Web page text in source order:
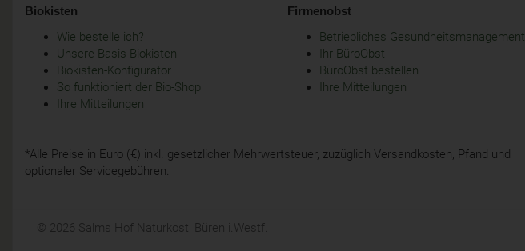
Biokisten
Wie bestelle ich?
Unsere Basis-Biokisten
Biokisten-Konfigurator
So funktioniert der Bio-Shop
Ihre Mitteilungen
Firmenobst
Betriebliches Gesundheitsmanagement
Ihr BüroObst
BüroObst bestellen
Ihre Mitteilungen
*Alle Preise in Euro (€) inkl. gesetzlicher Mehrwertsteuer, zuzüglich Versandkosten, Pfand und
optionaler Servicegebühren.
© 2026 Salms Hof Naturkost, Büren i.Westf.